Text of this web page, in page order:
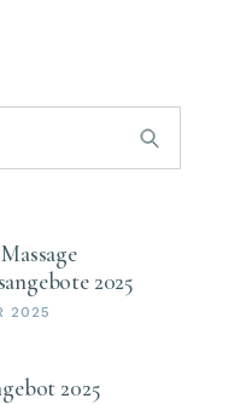
2025
2025
2025